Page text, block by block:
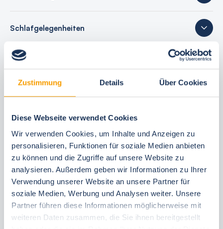
Zustimmung Details Über Cookies
Diese Webseite verwendet Cookies
Wir verwenden Cookies, um Inhalte und Anzeigen zu
personalisieren, Funktionen für soziale Medien anbieten
zu können und die Zugriffe auf unsere Website zu
analysieren. Außerdem geben wir Informationen zu Ihrer
Verwendung unserer Website an unsere Partner für
soziale Medien, Werbung und Analysen weiter. Unsere
Partner führen diese Informationen möglicherweise mit
weiteren Daten zusammen, die Sie ihnen bereitgestellt
Schlafgelegenheiten
19 Bewertungen
Ihre Buchungsvorteile
Bestpreis-Garantie
24 Stunden kostenfrei reservieren
30 Tage vor Anreise kostenfrei stornieren
Flexible An- und Abreise 24/7
Persönliche Beratungen
Schneller, direkter Support vor Ort